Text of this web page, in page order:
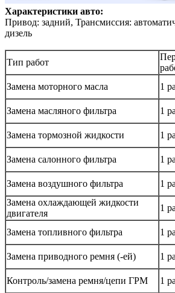
Характеристики авто:
Привод: задний, Трансмиссия:
дизель
Тип работ
Замена моторного масла 1
Замена масляного фильтра
1
Замена тормозной жидкости
1
Замена салонного фильтра
1
Замена воздушного фильтра
1
Замена охлаждающей жидкости
двигателя
1
Замена топливного фильтра
1
Замена приводного ремня (-ей)
1
Контроль/замена ремня/цепи ГРМ
1